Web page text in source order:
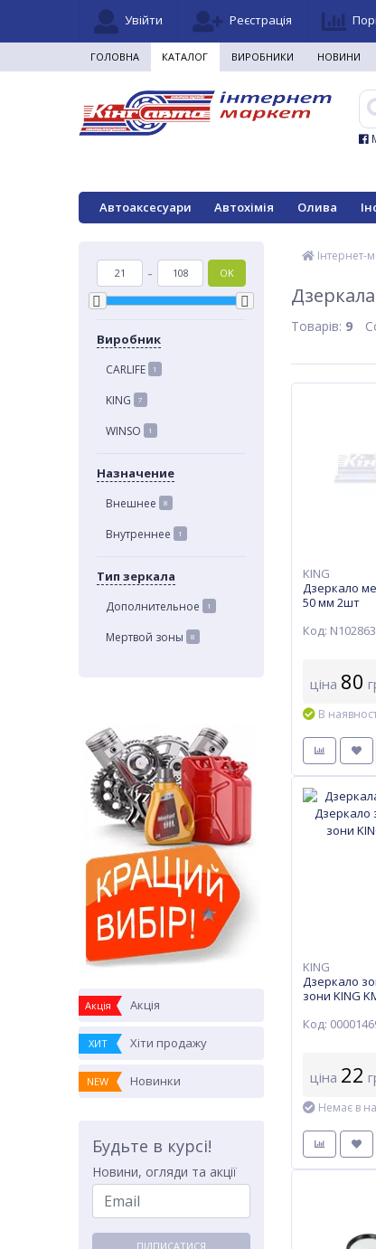
Увійти Реєстрація
ГОЛОВНА КАТАЛОГ ВИРОБНИКИ НОВИНИ
Автоаксесуари Автохімія Олива
- OK
Виробник
CARLIFE 1
KING 7
WINSO 1
Назначение
Внешнее 8
Внутреннее 1
Тип зеркала
Дополнительное 1
Мертвой зоны 8
Акція Акція
ХИТ Хіти продажу
NEW Новинки
Будьте в курсі!
Новини, огляди та акції
ПІДПИСАТИСЯ
Інтернет-
Товарів: 9
KING
Дзеркало
50 мм 2шт
Код:
ціна 80
В
KING
Дзеркало
зони KING
Код:
ціна 22
Немає в